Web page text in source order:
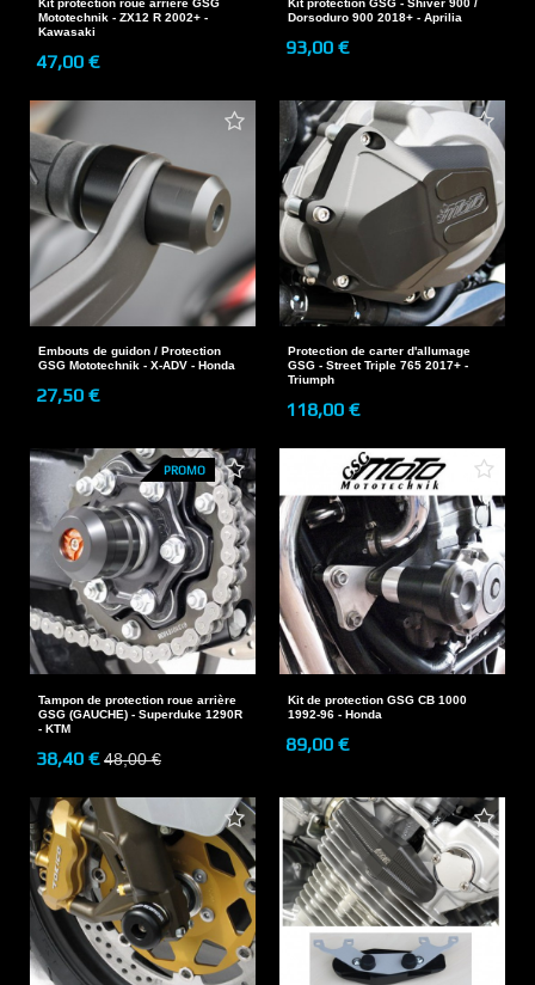
Kit protection roue arrière GSG
Mototechnik - ZX12 R 2002+ -
Kawasaki
47,00 €
Kit protection GSG - Shiver 900 /
Dorsoduro 900 2018+ - Aprilia
93,00 €
Embouts de guidon / Protection
GSG Mototechnik - X-ADV - Honda
27,50 €
Protection de carter d'allumage
GSG - Street Triple 765 2017+ -
Triumph
118,00 €
PROMO
Tampon de protection roue arrière
GSG (GAUCHE) - Superduke 1290R
- KTM
38,40 €48,00 €
Kit de protection GSG CB 1000
1992-96 - Honda
89,00 €